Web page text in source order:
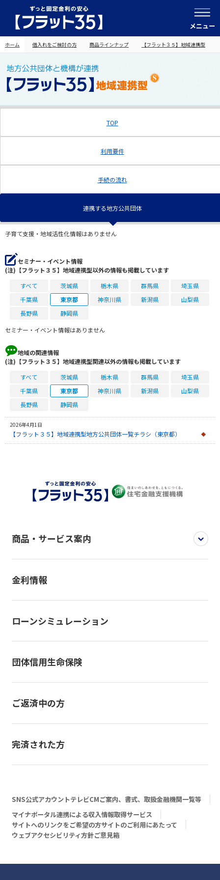
メニュー
ホーム 借入れをご検討の方 商品ラインナップ 【フラット３５】地域連携型
TOP
利用要件
手続の流れ
連携する地方公共団体
子育て支援・地域活性化情報はありません
セミナー・イベント情報
(注)【フラット３５】地域連携型以外の情報も掲載しています
すべて
茨城県 栃木県 群馬県
埼玉県
千葉県
東京都 神奈川県 新潟県
山梨県
長野県
静岡県
セミナー・イベント情報はありません
地域の関連情報
(注)【フラット３５】地域連携型関連以外の情報も掲載しています
すべて
茨城県 栃木県 群馬県
埼玉県
千葉県
東京都 神奈川県 新潟県
山梨県
長野県
静岡県
2026年4月1日
【フラット３５】地域連携型地方公共団体一覧チラシ（東京都）
商品・サービス案内
金利情報
ローンシミュレーション
団体信用生命保険
ご返済中の方
完済された方
SNS公式アカウントテレビCMご案内、書式、取扱金融機関一覧等
マイナポータル連携による収入情報取得サービス
サイトへのリンクをご希望の方サイトのご利用にあたって
ウェブアクセシビリティ方針ご意見箱